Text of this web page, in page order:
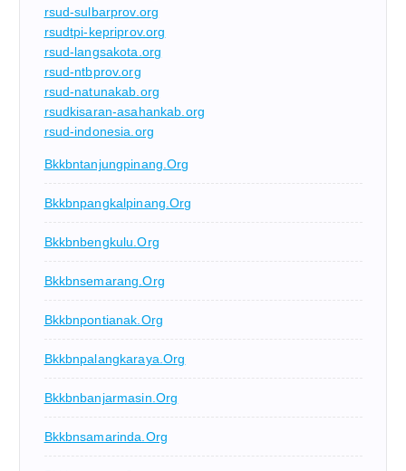
rsud-sulbarprov.org
rsudtpi-kepriprov.org
rsud-langsakota.org
rsud-ntbprov.org
rsud-natunakab.org
rsudkisaran-asahankab.org
rsud-indonesia.org
Bkkbntanjungpinang.org
Bkkbnpangkalpinang.org
Bkkbnbengkulu.org
Bkkbnsemarang.org
Bkkbnpontianak.org
Bkkbnpalangkaraya.org
Bkkbnbanjarmasin.org
Bkkbnsamarinda.org